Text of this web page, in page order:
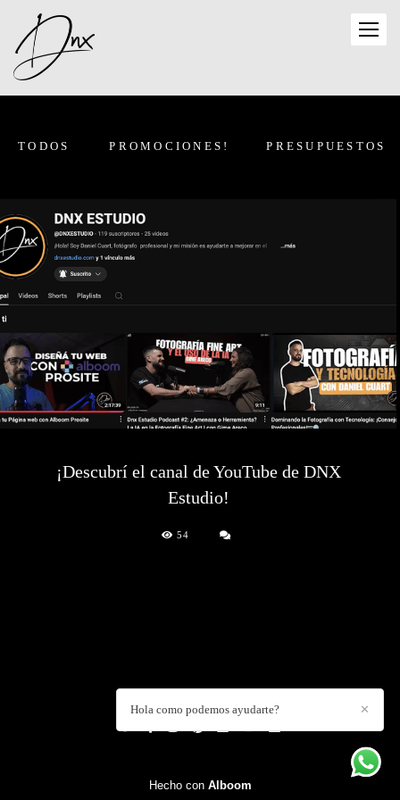
TODOS PROMOCIONES! PRESUPUESTOS
¡Descubrí el canal de YouTube de DNX
Estudio!
54
✕
Hola como podemos ayudarte?
Hecho con Alboom